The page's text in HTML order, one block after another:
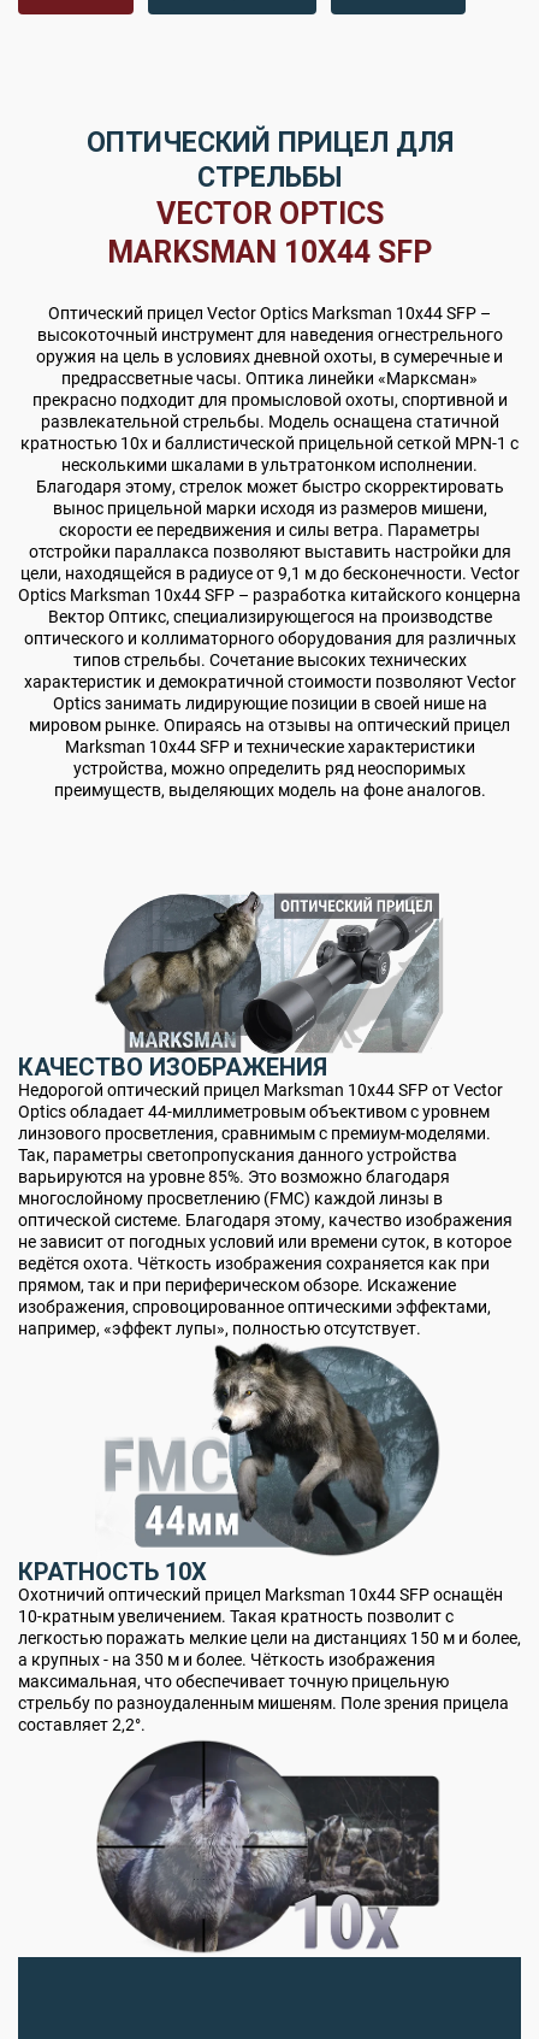
ОПТИЧЕСКИЙ ПРИЦЕЛ ДЛЯ
СТРЕЛЬБЫ
VECTOR OPTICS
MARKSMAN 10X44 SFP
Оптический прицел Vector Optics Marksman 10x44 SFP –
высокоточный инструмент для наведения огнестрельного
оружия на цель в условиях дневной охоты, в сумеречные и
предрассветные часы. Оптика линейки «Марксман»
прекрасно подходит для промысловой охоты, спортивной и
развлекательной стрельбы. Модель оснащена статичной
кратностью 10х и баллистической прицельной сеткой MPN-1 с
несколькими шкалами в ультратонком исполнении.
Благодаря этому, стрелок может быстро скорректировать
вынос прицельной марки исходя из размеров мишени,
скорости ее передвижения и силы ветра. Параметры
отстройки параллакса позволяют выставить настройки для
цели, находящейся в радиусе от 9,1 м до бесконечности. Vector
Optics Marksman 10x44 SFP – разработка китайского концерна
Вектор Оптикс, специализирующегося на производстве
оптического и коллиматорного оборудования для различных
типов стрельбы. Сочетание высоких технических
характеристик и демократичной стоимости позволяют Vector
Optics занимать лидирующие позиции в своей нише на
мировом рынке. Опираясь на отзывы на оптический прицел
Marksman 10x44 SFP и технические характеристики
устройства, можно определить ряд неоспоримых
преимуществ, выделяющих модель на фоне аналогов.
КАЧЕСТВО ИЗОБРАЖЕНИЯ
Недорогой оптический прицел Marksman 10x44 SFP от Vector
Optics обладает 44-миллиметровым объективом с уровнем
линзового просветления, сравнимым с премиум-моделями.
Так, параметры светопропускания данного устройства
варьируются на уровне 85%. Это возможно благодаря
многослойному просветлению (FMC) каждой линзы в
оптической системе. Благодаря этому, качество изображения
не зависит от погодных условий или времени суток, в которое
ведётся охота. Чёткость изображения сохраняется как при
прямом, так и при периферическом обзоре. Искажение
изображения, спровоцированное оптическими эффектами,
например, «эффект лупы», полностью отсутствует.
КРАТНОСТЬ 10X
Охотничий оптический прицел Marksman 10x44 SFP оснащён
10-кратным увеличением. Такая кратность позволит с
легкостью поражать мелкие цели на дистанциях 150 м и более,
а крупных - на 350 м и более. Чёткость изображения
максимальная, что обеспечивает точную прицельную
стрельбу по разноудаленным мишеням. Поле зрения прицела
составляет 2,2°.